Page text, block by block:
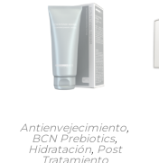
Antienvejecimiento,
BCN Prebiotics,
Hidratación, Post
Tratamiento